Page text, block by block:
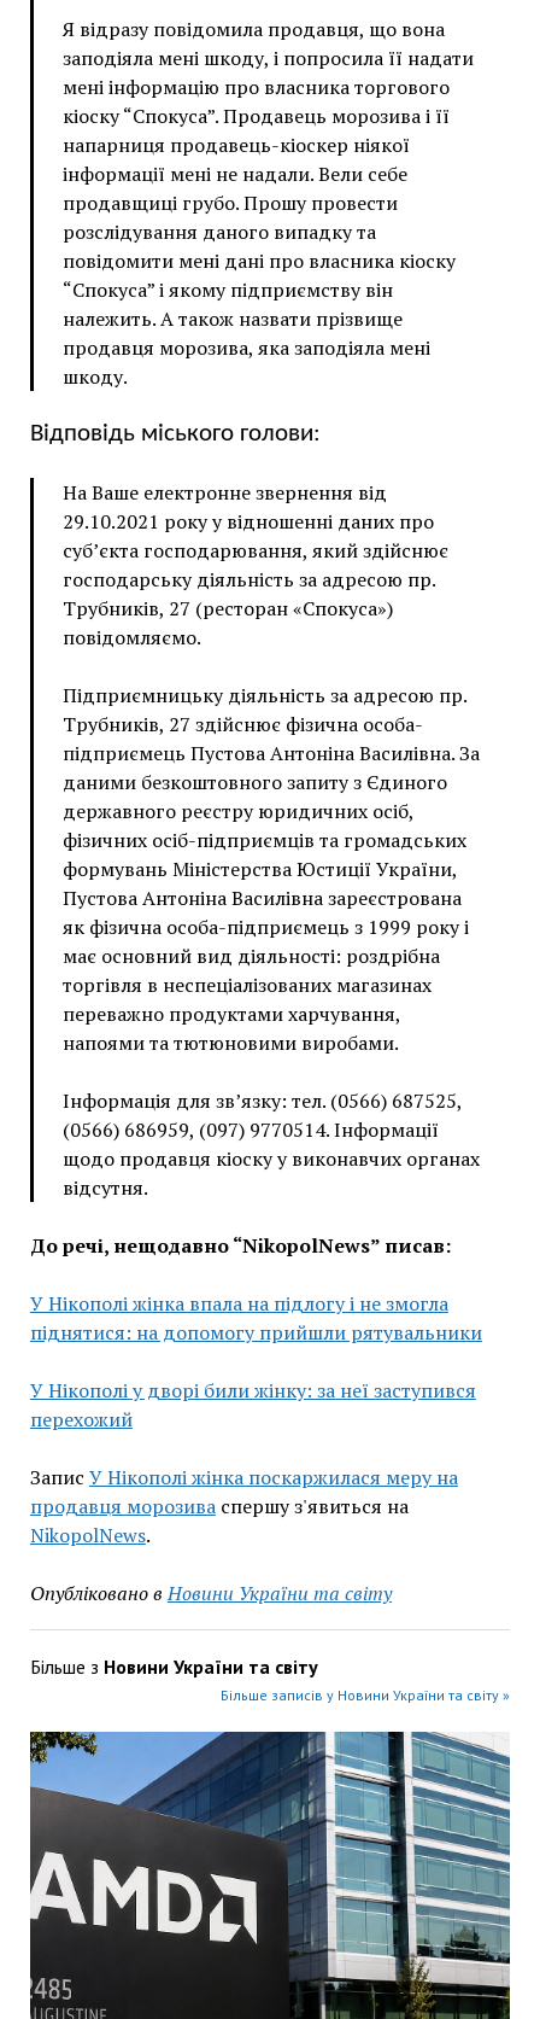
Я відразу повідомила продавця, що вона
заподіяла мені шкоду, і попросила її надати
мені інформацію про власника торгового
кіоску “Спокуса”. Продавець морозива і її
напарниця продавець-кіоскер ніякої
інформації мені не надали. Вели себе
продавщиці грубо. Прошу провести
розслідування даного випадку та
повідомити мені дані про власника кіоску
“Спокуса” і якому підприємству він
належить. А також назвати прізвище
продавця морозива, яка заподіяла мені
шкоду.
Відповідь міського голови:
На Ваше електронне звернення від
29.10.2021 року у відношенні даних про
суб’єкта господарювання, який здійснює
господарську діяльність за адресою пр.
Трубників, 27 (ресторан «Спокуса»)
повідомляємо.
Підприємницьку діяльність за адресою пр.
Трубників, 27 здійснює фізична особа-
підприємець Пустова Антоніна Василівна. За
даними безкоштовного запиту з Єдиного
державного реєстру юридичних осіб,
фізичних осіб-підприємців та громадських
формувань Міністерства Юстиції України,
Пустова Антоніна Василівна зареєстрована
як фізична особа-підприємець з 1999 року і
має основний вид діяльності: роздрібна
торгівля в неспеціалізованих магазинах
переважно продуктами харчування,
напоями та тютюновими виробами.
Інформація для зв’язку: тел. (0566) 687525,
(0566) 686959, (097) 9770514. Інформації
щодо продавця кіоску у виконавчих органах
відсутня.
До речі, нещодавно “NikopolNews” писав:
У Нікополі жінка впала на підлогу і не змогла
піднятися: на допомогу прийшли рятувальники
У Нікополі у дворі били жінку: за неї заступився
перехожий
Запис У Нікополі жінка поскаржилася меру на
продавця морозиваспершу з'явиться на
NikopolNews.
Опубліковано в Новини України та світу
Більше з Новини України та світу
Більше записів у Новини України та світу »